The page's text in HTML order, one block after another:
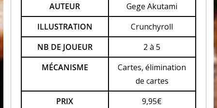
AUTEUR
Gege Akutami
ILLUSTRATION
Crunchyroll
NB DE JOUEUR
2 à 5
MÉCANISME
Cartes, élimination
de cartes
PRIX
9,95€